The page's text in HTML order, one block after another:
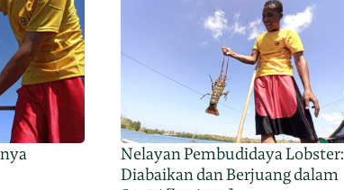
Nelayan Pembudidaya Lobster:
Diabaikan dan Berjuang dalam